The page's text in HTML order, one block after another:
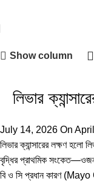
Show column
লিভার
July 14, 2026 On
লিভার ক্যান্সারের লক্ষণ হলো
বৃদ্ধির প্রাথমিক সংকেত—ওজন
বি ও সি প্রধান কারণ (Mayo